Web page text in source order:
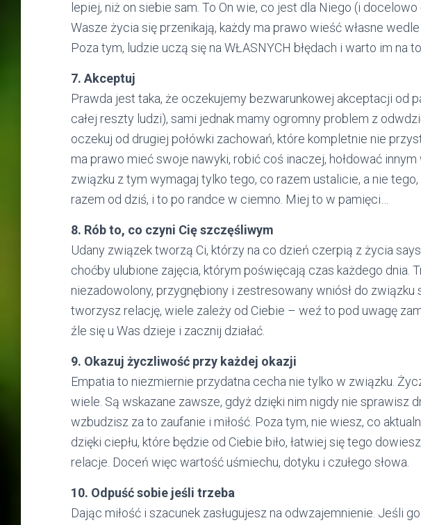
lepiej, niż on siebie sam. To On wie, co jest dla Niego (i
Wasze życia się przenikają, każdy ma prawo wieść własne
Poza tym, ludzie uczą się na WŁASNYCH błędach i warto im na
7. Akceptuj
Prawda jest taka, że oczekujemy bezwarunkowej akceptacji od
całej reszty ludzi), sami jednak mamy ogromny problem z
oczekuj od drugiej połówki zachowań, które kompletnie nie
ma prawo mieć swoje nawyki, robić coś inaczej, hołdować
związku z tym wymagaj tylko tego, co razem ustalicie, a nie
razem od dziś, i to po randce w ciemno. Miej to w pamięci…
8. Rób to, co czyni Cię szczęśliwym
Udany związek tworzą Ci, którzy na co dzień czerpią z życia
choćby ulubione zajęcia, którym poświęcają czas każdego dnia.
niezadowolony, przygnębiony i zestresowany wniósł do związku
tworzysz relację, wiele zależy od Ciebie – weź to pod uwagę
źle się u Was dzieje i zacznij działać.
9. Okazuj życzliwość przy każdej okazji
Empatia to niezmiernie przydatna cecha nie tylko w związku.
wiele. Są wskazane zawsze, gdyż dzięki nim nigdy nie sprawisz
wzbudzisz za to zaufanie i miłość. Poza tym, nie wiesz, co
dzięki ciepłu, które będzie od Ciebie biło, łatwiej się tego
relacje. Doceń więc wartość uśmiechu, dotyku i czułego słowa.
10. Odpuść sobie jeśli trzeba
Dając miłość i szacunek zasługujesz na odwzajemnienie. Jeśli